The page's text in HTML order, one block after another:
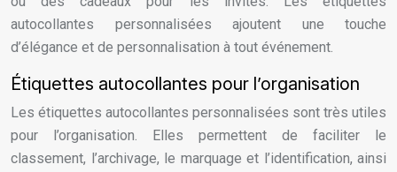
autocollantes personnalisées ajoutent une touche
d’élégance et de personnalisation à tout événement.
Étiquettes autocollantes pour l’organisation
Les étiquettes autocollantes personnalisées sont très utiles
pour l’organisation. Elles permettent de faciliter le
classement, l’archivage, le marquage et l’identification, ainsi